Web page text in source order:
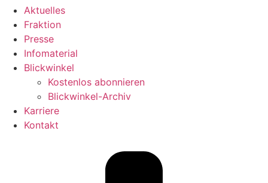
Aktuelles
Fraktion
Presse
Infomaterial
Blickwinkel
Kostenlos abonnieren
Blickwinkel-Archiv
Karriere
Kontakt